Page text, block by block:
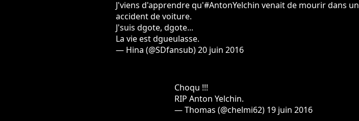
J'viens d'apprendre qu'#AntonYelchin venait de mourir dans un
accident de voiture.
J'suis dgote, dgote...
La vie est dgueulasse.
— Hina (@SDfansub)20 juin 2016
Choqu !!!
RIP Anton Yelchin.
— Thomas (@chelmi62) 19 juin 2016